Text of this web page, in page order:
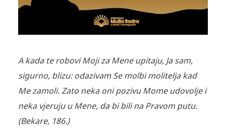
A kada te robovi Moji za Mene upitaju, Ja sam,
sigurno, blizu: odazivam Se molbi molitelja kad
Me zamoli. Zato neka oni pozivu Mome udovolje i
neka vjeruju u Mene, da bi bili na Pravom putu.
(Bekare, 186.)